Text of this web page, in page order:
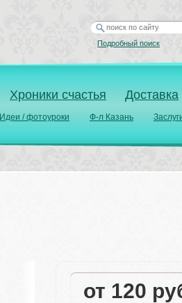
Хроники счастья Доставка
Идеи / фотоуроки Ф-л Казань
Подробный поиск
от 120